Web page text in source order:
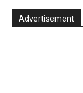
Advertisement